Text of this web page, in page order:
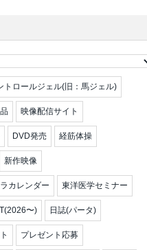
トロールジェル(旧：馬ジェル)
映像配信サイト
DVD発売 経筋体操
新作映像
カレンダー 東洋医学セミナー
〜) 日誌(パータ)
プレゼント応募